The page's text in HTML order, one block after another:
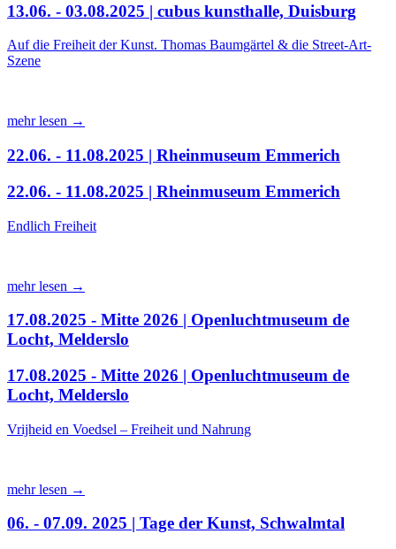
13.06. - 03.08.2025 | cubus kunsthalle, Duisburg
Auf die Freiheit der Kunst. Thomas Baumgärtel & die Street-Art-
Szene
mehr lesen →
22.06. - 11.08.2025 | Rheinmuseum Emmerich
22.06. - 11.08.2025 | Rheinmuseum Emmerich
Endlich Freiheit
mehr lesen →
17.08.2025 - Mitte 2026 | Openluchtmuseum de
Locht, Melderslo
17.08.2025 - Mitte 2026 | Openluchtmuseum de
Locht, Melderslo
Vrijheid en Voedsel – Freiheit und Nahrung
mehr lesen →
06. - 07.09. 2025 | Tage der Kunst, Schwalmtal